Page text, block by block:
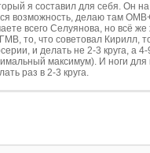
я составил для себя. Он
возможность, делаю там
всего Селуянова, но всё же
то, что советовал Кирилл,
и делать не 2-3 круга, а
максимум). И ноги для
раз в 2-3 круга.